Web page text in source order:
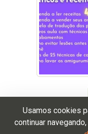
Usamos cookies
continuar